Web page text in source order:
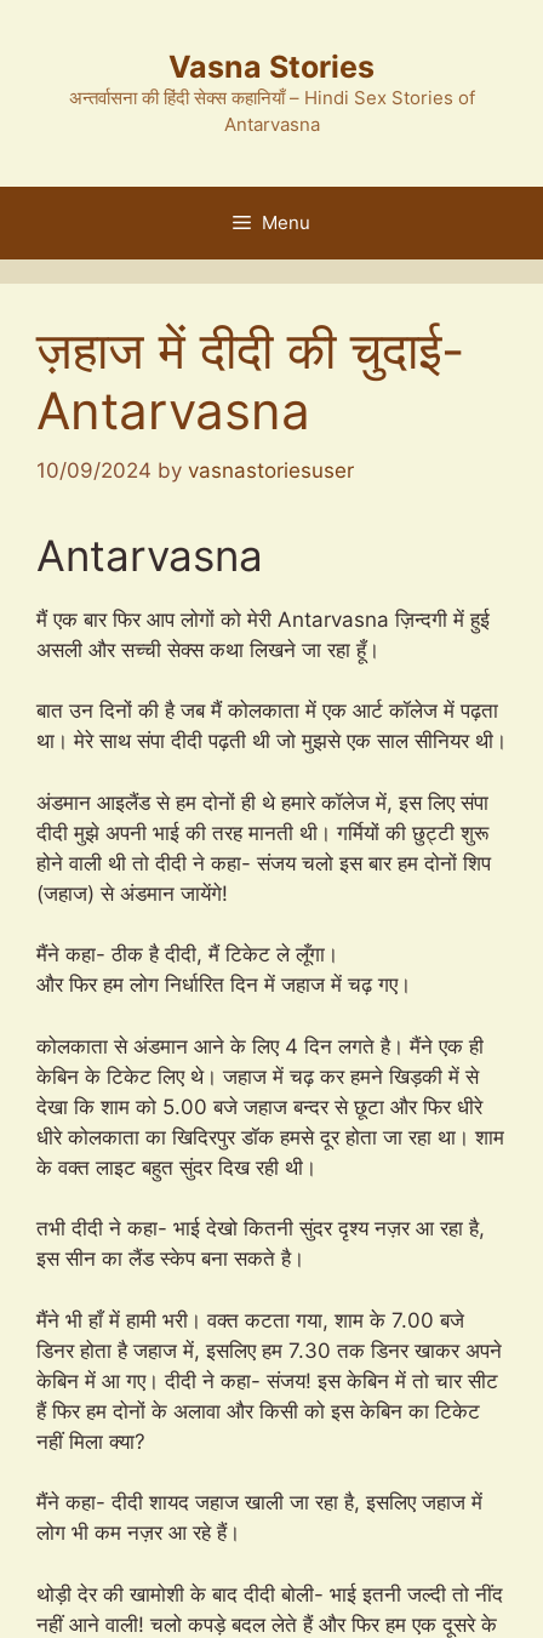
Vasna Stories
अन्तर्वासना की हिंदी सेक्स कहानियाँ – Hindi Sex Stories of
Antarvasna
Menu
ज़हाज में दीदी की चुदाई-
Antarvasna
10/09/2024 by vasnastoriesuser
Antarvasna
मैं एक बार फिर आप लोगों को मेरी Antarvasna ज़िन्दगी में हुई
असली और सच्ची सेक्स कथा लिखने जा रहा हूँ।
बात उन दिनों की है जब मैं कोलकाता में एक आर्ट कॉलेज में पढ़ता
था। मेरे साथ संपा दीदी पढ़ती थी जो मुझसे एक साल सीनियर थी।
अंडमान आइलैंड से हम दोनों ही थे हमारे कॉलेज में, इस लिए संपा
दीदी मुझे अपनी भाई की तरह मानती थी। गर्मियों की छुट्टी शुरू
होने वाली थी तो दीदी ने कहा- संजय चलो इस बार हम दोनों शिप
(जहाज) से अंडमान जायेंगे!
मैंने कहा- ठीक है दीदी, मैं टिकेट ले लूँगा।
और फिर हम लोग निर्धारित दिन में जहाज में चढ़ गए।
कोलकाता से अंडमान आने के लिए 4 दिन लगते है। मैंने एक ही
केबिन के टिकेट लिए थे। जहाज में चढ़ कर हमने खिड़की में से
देखा कि शाम को 5.00 बजे जहाज बन्दर से छूटा और फिर धीरे
धीरे कोलकाता का खिदिरपुर डॉक हमसे दूर होता जा रहा था। शाम
के वक्त लाइट बहुत सुंदर दिख रही थी।
तभी दीदी ने कहा- भाई देखो कितनी सुंदर दृश्य नज़र आ रहा है,
इस सीन का लैंड स्केप बना सकते है।
मैंने भी हाँ में हामी भरी। वक्त कटता गया, शाम के 7.00 बजे
डिनर होता है जहाज में, इसलिए हम 7.30 तक डिनर खाकर अपने
केबिन में आ गए। दीदी ने कहा- संजय! इस केबिन में तो चार सीट
हैं फिर हम दोनों के अलावा और किसी को इस केबिन का टिकेट
नहीं मिला क्या?
मैंने कहा- दीदी शायद जहाज खाली जा रहा है, इसलिए जहाज में
लोग भी कम नज़र आ रहे हैं।
थोड़ी देर की खामोशी के बाद दीदी बोली- भाई इतनी जल्दी तो नींद
नहीं आने वाली! चलो कपड़े बदल लेते हैं और फिर हम एक दूसरे के